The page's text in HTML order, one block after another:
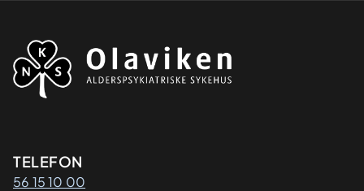
Kontaktinformasjon
TELEFON
56 15 10 00